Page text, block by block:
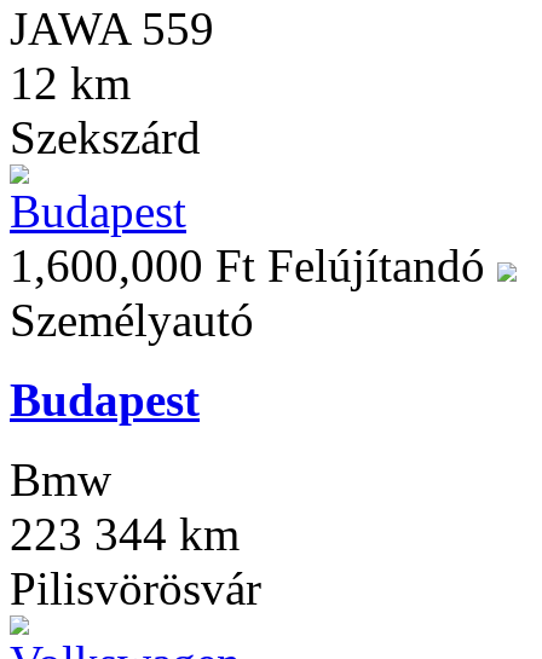
JAWA 559
12 km
Szekszárd
1,600,000 Ft Felújítandó
Személyautó
Budapest
Bmw
223 344 km
Pilisvörösvár